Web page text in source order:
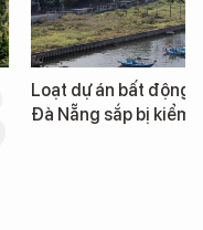
Loạt dự án bất động
Đà Nẵng sắp bị kiểm